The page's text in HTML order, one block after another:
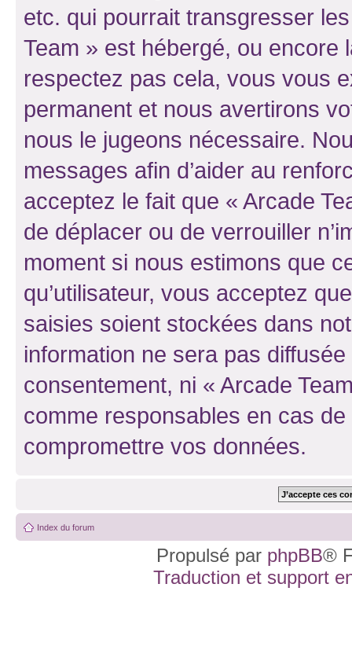
etc. qui pourrait transgresser
Team » est hébergé, ou encore
respectez pas cela, vous vous
permanent et nous avertirons
nous le jugeons nécessaire.
messages afin d’aider au
acceptez le fait que « Arcade
de déplacer ou de verrouiller
moment si nous estimons que
qu’utilisateur, vous acceptez
saisies soient stockées dans
information ne sera pas
consentement, ni « Arcade
comme responsables en cas
compromettre vos données.
Index du forum
Propulsé par phpBB®
Traduction et support